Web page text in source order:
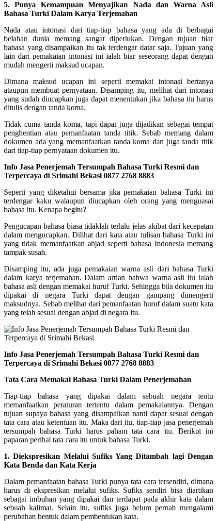
5. Punya Kemampuan Menyajikan Nada dan Warna Asli
Bahasa Turki Dalam Karya Terjemahan
Nada atau intonasi dari tiap-tiap bahasa yang ada di berbagai
belahan dunia memang sangat diperlukan. Dengan tujuan biar
bahasa yang disampaikan itu tak terdengar datar saja. Tujuan yang
lain dari pemakaian intonasi ini ialah biar seseorang dapat dengan
mudah mengerti maksud ucapan.
Dimana maksud ucapan ini seperti memakai intonasi bertanya
ataupun membuat pernyataan. Disamping itu, melihat dari intonasi
yang sudah diucapkan juga dapat menentukan jika bahasa itu harus
ditulis dengan tanda koma.
Tidak cuma tanda koma, tapi dapat juga dijadikan sebagai tempat
penghentian atau pemanfaatan tanda titik. Sebab memang dalam
dokumen ada yang memanfaatkan tanda koma dan juga tanda titik
dari tiap-tiap pernyataan dokumen itu.
Info Jasa Penerjemah Tersumpah Bahasa Turki Resmi dan
Terpercaya di Srimahi Bekasi 0877 2768 8883
Seperti yang diketahui bersama jika pemakaian bahasa Turki ini
terdengar kaku walaupun diucapkan oleh orang yang menguasai
bahasa itu. Kenapa begitu?
Pengucapan bahasa biasa tidaklah terlalu jelas akibat dari kecepatan
dalam mengucapkan. Dilihat dari kata atau tulisan bahasa Turki ini
yang tidak memanfaatkan abjad seperti bahasa Indonesia memang
tampak susah.
Disamping itu, ada juga pemakaian warna asli dari bahasa Turki
dalam karya terjemahan. Dalam artian bahwa warna asli itu ialah
bahasa asli dengan memakai huruf Turki. Sehingga bila dokumen itu
dipakai di negara Turki dapat dengan gampang dimengerti
maksudnya. Sebab melihat dari pemanfaatan huruf dalam suatu kata
yang telah sesuai dengan abjad di negara itu.
Info Jasa Penerjemah Tersumpah Bahasa Turki Resmi dan
Terpercaya di Srimahi Bekasi 0877 2768 8883
Tata Cara Memakai Bahasa Turki Dalam Penerjemahan
Tiap-tiap bahasa yang dipakai dalam sebuah negara tentu
memanfaatkan peraturan tertentu dalam pemakaiannya. Dengan
tujuan supaya bahasa yang disampaikan nanti dapat sesuai dengan
tata cara atau ketentuan itu. Maka dari itu, tiap-tiap jasa penerjemah
tersumpah bahasa Turki harus paham tata cara itu. Berikut ini
paparan perihal tata cara itu untuk bahasa Turki.
1. Diekspresikan Melalui Sufiks Yang Ditambah lagi Dengan
Kata Benda dan Kata Kerja
Dalam pemanfaatan bahasa Turki punya tata cara tersendiri, dimana
harus di ekspresikan melalui sufiks. Sufiks sendiri bisa diartikan
sebagai imbuhan yang dipakai dan terdapat pada akhir kata dalam
sebuah kalimat. Selain itu, sufiks juga belum pernah mengalami
perubahan bentuk dalam pembentukan kata.